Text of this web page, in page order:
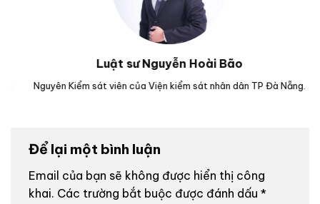
Luật sư Nguyễn Hoài Bão
Nguyên Kiểm sát viên của Viện kiểm sát nhân dân TP Đà Nẵng.
Để lại một bình luận
Email của bạn sẽ không được hiển thị công
khai. Các trường bắt buộc được đánh dấu *